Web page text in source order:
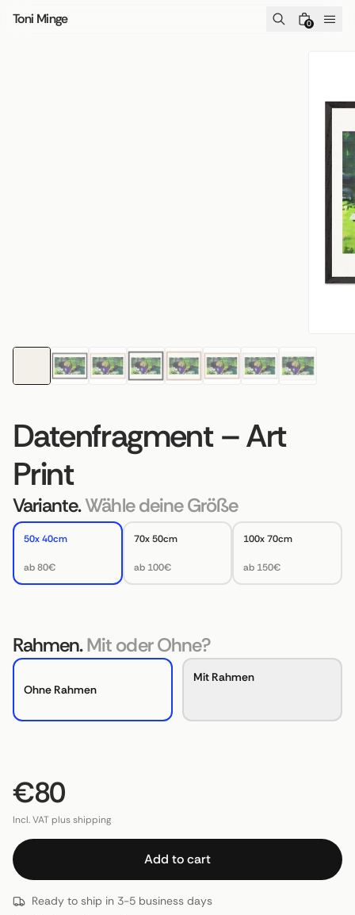
Toni Minge 0
Datenfragment – Art
Print
Variante.Wähle deine Größe
50x 40cm
ab 80€
70x 50cm
ab 100€
100x 70cm
ab 150€
Rahmen.Mit oder Ohne?
Ohne Rahmen
Mit Rahmen
€80
Incl. VAT plus shipping
Add to cart
Ready to ship in 3-5 business days